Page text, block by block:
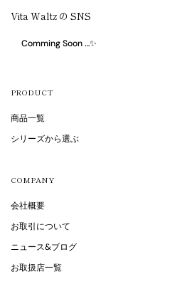
Vita Waltz の SNS
Comming Soon …✨
PRODUCT
商品一覧
シリーズから選ぶ
COMPANY
会社概要
お取引について
ニュース&ブログ
お取扱店一覧